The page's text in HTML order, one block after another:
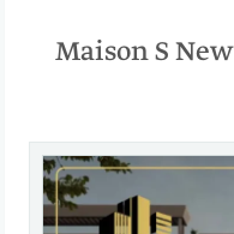
أنظمة الحجز والتقسيط في Maison S New